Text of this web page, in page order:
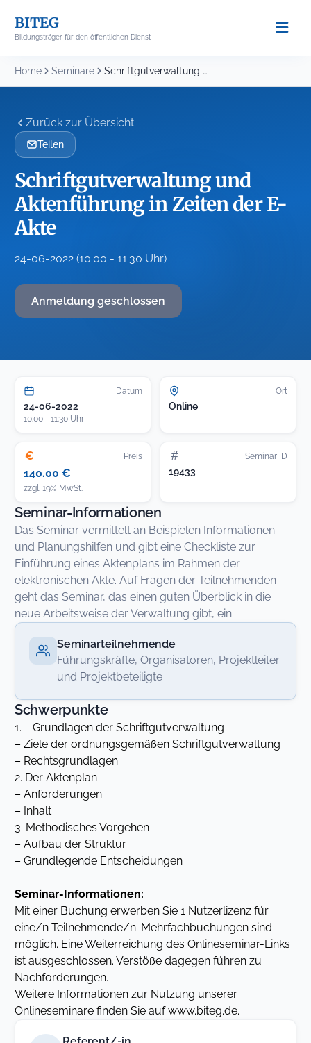
content
BITEG
Bildungsträger für den öffentlichen Dienst
Home Seminare Schriftgutverwaltung und Aktenführung in Zeiten der E-Akte
Zurück zur Übersicht
Teilen
Schriftgutverwaltung und
Aktenführung in Zeiten der E-
Akte
24-06-2022 (10:00 - 11:30 Uhr)
Anmeldung geschlossen
Datum
24-06-2022
10:00 - 11:30 Uhr
Ort
Online
€ Preis
140.00 €
zzgl. 19% MwSt.
# Seminar ID
19433
Seminar-Informationen
Das Seminar vermittelt an Beispielen Informationen
und Planungshilfen und gibt eine Checkliste zur
Einführung eines Aktenplans im Rahmen der
elektronischen Akte. Auf Fragen der Teilnehmenden
geht das Seminar, das einen guten Überblick in die
neue Arbeitsweise der Verwaltung gibt, ein.
Seminarteilnehmende
Führungskräfte, Organisatoren, Projektleiter
und Projektbeteiligte
Schwerpunkte
1. Grundlagen der Schriftgutverwaltung
– Ziele der ordnungsgemäßen Schriftgutverwaltung
– Rechtsgrundlagen
2. Der Aktenplan
– Anforderungen
– Inhalt
3. Methodisches Vorgehen
– Aufbau der Struktur
– Grundlegende Entscheidungen
Seminar-Informationen:
Mit einer Buchung erwerben Sie 1 Nutzerlizenz für
eine/n Teilnehmende/n. Mehrfachbuchungen sind
möglich. Eine Weiterreichung des Onlineseminar-Links
ist ausgeschlossen. Verstöße dagegen führen zu
Nachforderungen.
Weitere Informationen zur Nutzung unserer
Onlineseminare finden Sie auf www.biteg.de.